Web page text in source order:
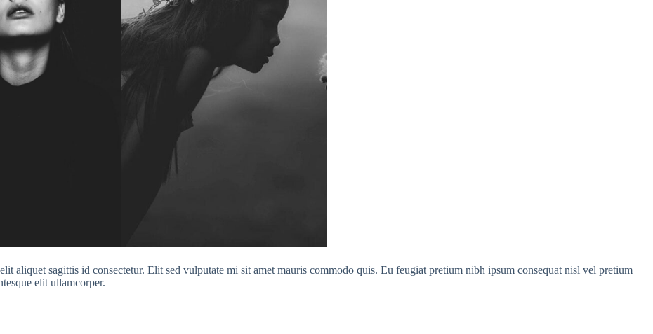
aliquet sagittis id consectetur. Elit sed vulputate mi sit amet mauris commodo quis. Eu feugiat pretium nibh ipsum consequat nisl vel pretium
elit ullamcorper.